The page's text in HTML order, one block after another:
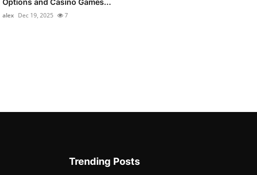
Options and Casino Games...
alex Dec 19, 2025 7
Trending Posts